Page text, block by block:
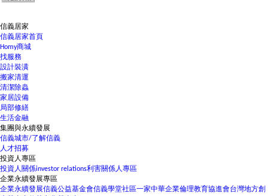
信義居家
信義居家首頁
Homy商城
找服務
設計裝潢
搬家清運
清潔除蟲
家居設備
局部修繕
生活金融
集團與永續發展
信義城市/了解信義
人才招募
投資人專區
投資人關係investor relations利害關係人專區
企業永續發展專區
企業永續發展信義公益基金會信義學堂社區一家中華企業倫理教育協進會台灣地方創